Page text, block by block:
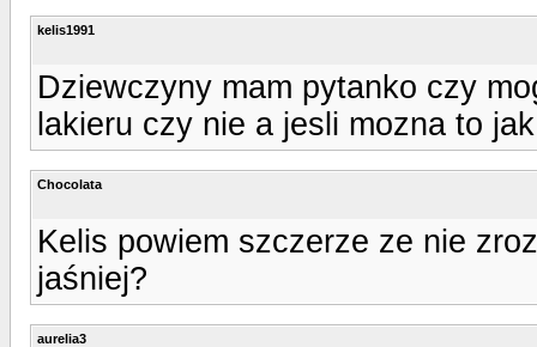
kelis1991
Dziewczyny mam pytanko czy
lakieru czy nie a jesli mozna to
Chocolata
Kelis powiem szczerze ze nie
jaśniej?
aurelia3